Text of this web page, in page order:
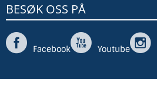
BESØK OSS PÅ
Facebook Youtube